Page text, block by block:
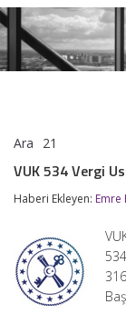
Ara 21
Vergi
Kanunu
Tebliği
(Sıra
No:
534)
VUK 534 Vergi
Haberi Ekleyen: Emre